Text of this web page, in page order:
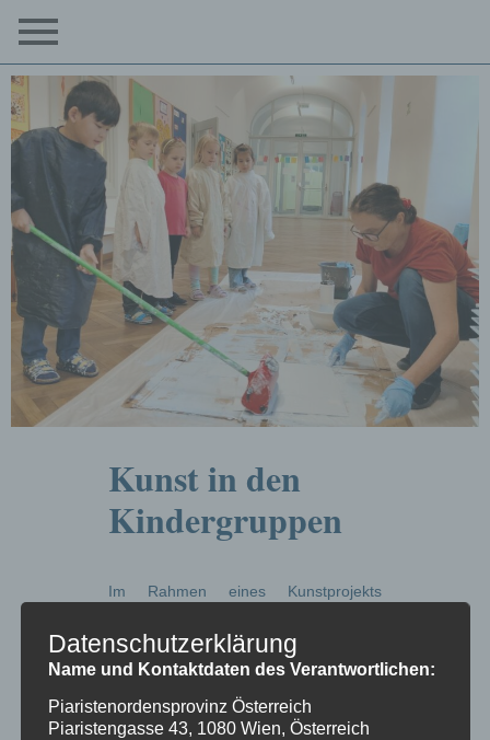
Kunst in den
Kindergruppen
Im Rahmen eines Kunstprojekts
Kindergruppen spielerisch mit dem
Bereich Grafik auseinander. Mit Hilfe
Farbe, entstanden erste Bilder, die als
Grundlage für weitere kreative Arbeiten
Datenschutzerklärung
Name und Kontaktdaten des Verantwortlichen:
Piaristenordensprovinz Österreich
Piaristengasse 43, 1080 Wien, Österreich